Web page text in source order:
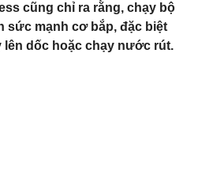
cũng chỉ ra rằng, chạy bộ
sức mạnh cơ bắp, đặc biệt
lên dốc hoặc chạy nước rút.